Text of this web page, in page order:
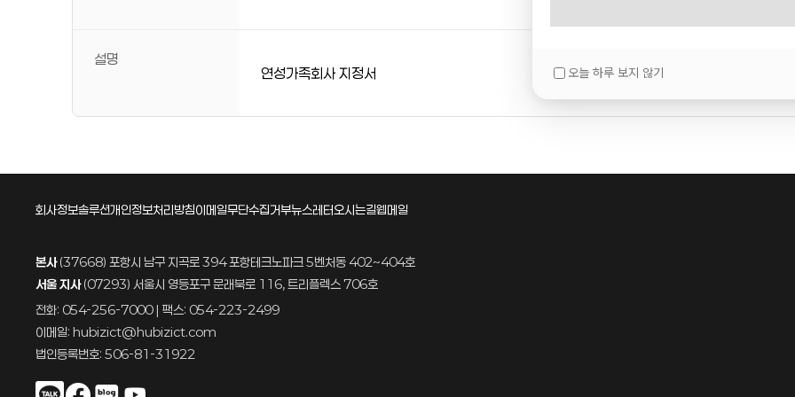
설명
연성가족회사 지정서
회사정보솔루션개인정보처리방침이메일무단수집거부뉴스레터오시는길웹메일
본사(37668) 포항시 남구 지곡로 394 포항테크노파크 5벤처동 402~404호
서울 지사(07293) 서울시 영등포구 문래북로 116, 트리플렉스 706호
전화: 054-256-7000 | 팩스: 054-223-2499
이메일: hubizict@hubizict.com
법인등록번호: 506-81-31922
오늘 하루 보지 않기